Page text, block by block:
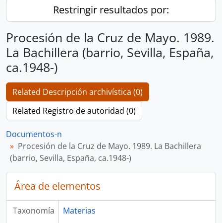
Restringir resultados por:
Procesión de la Cruz de Mayo. 1989.
La Bachillera (barrio, Sevilla, España,
ca.1948-)
Related Descripción archivística (0)
Related Registro de autoridad (0)
Documentos-n
Procesión de la Cruz de Mayo. 1989. La Bachillera
(barrio, Sevilla, España, ca.1948-)
Área de elementos
Taxonomía
Materias